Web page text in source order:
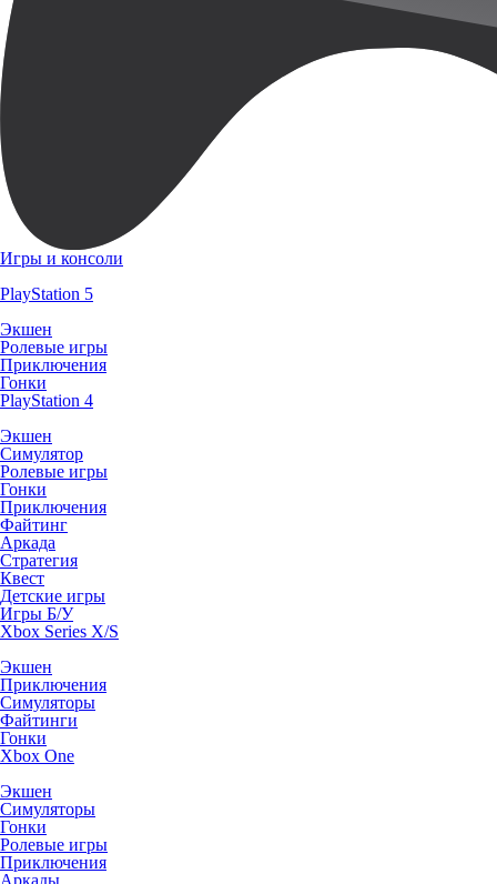
Игры и консоли
PlayStation 5
Экшен
Ролевые игры
Приключения
Гонки
PlayStation 4
Экшен
Симулятор
Ролевые игры
Гонки
Приключения
Файтинг
Аркада
Стратегия
Квест
Детские игры
Игры Б/У
Xbox Series X/S
Экшен
Приключения
Симуляторы
Файтинги
Гонки
Xbox One
Экшен
Симуляторы
Гонки
Ролевые игры
Приключения
Аркады